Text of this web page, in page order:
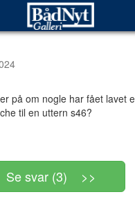
på om nogle har fået lavet
til en uttern s46?
svar (3) >>